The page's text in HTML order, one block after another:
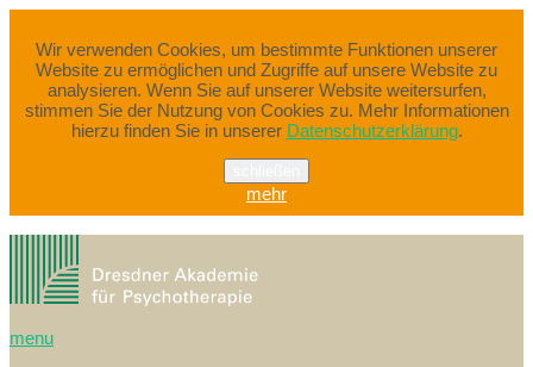
Wir verwenden Cookies, um bestimmte Funktionen unserer
Website zu ermöglichen und Zugriffe auf unsere Website zu
analysieren. Wenn Sie auf unserer Website weitersurfen,
stimmen Sie der Nutzung von Cookies zu. Mehr Informationen
hierzu finden Sie in unserer Datenschutzerklärung.
mehr
menu